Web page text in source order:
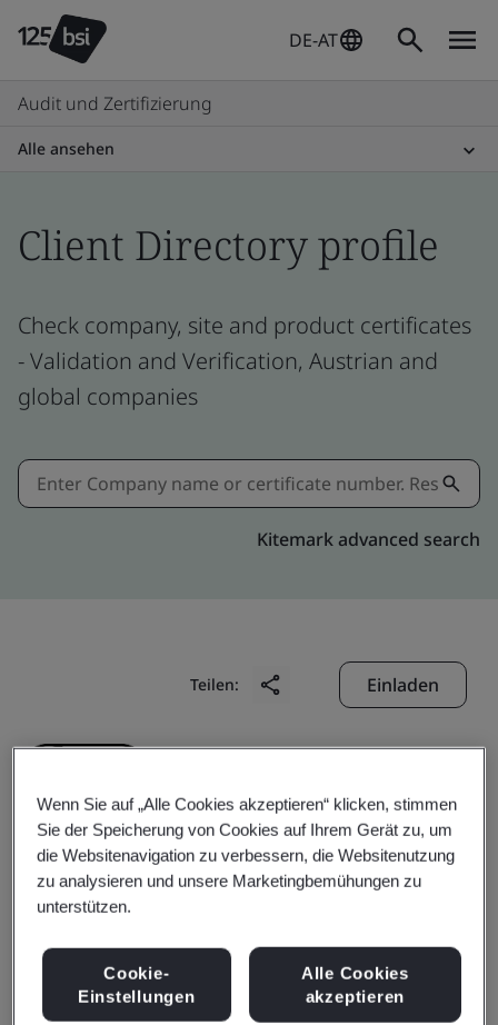
DE-AT
Audit und Zertifizierung
Alle ansehen
Client Directory profile
Check company, site and product certificates
- Validation and Verification, Austrian and
global companies
Kitemark advanced search
Teilen: Einladen
Anhui Bao-Steel
Distribution Co., Ltd.
Business scope:
The provision of cutting services of
Wenn Sie auf „Alle Cookies akzeptieren“ klicken, stimmen
Sie der Speicherung von Cookies auf Ihrem Gerät zu, um
die Websitenavigation zu verbessern, die Websitenutzung
zu analysieren und unsere Marketingbemühungen zu
unterstützen.
Cookie-
Einstellungen
Alle Cookies
akzeptieren